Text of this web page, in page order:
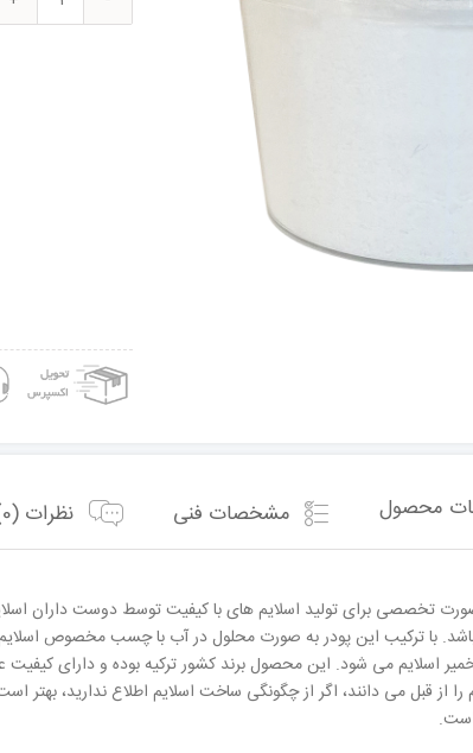
پودر
محصول مشخصات فنی نظرات (0)
تخصصی برای تولید اسلایم های با کیفیت توسط دوست داران
باشد. با ترکیب این پودر به صورت محلول در آب با چسب مخصوص
اسلایم می شود. این محصول برند کشور ترکیه بوده و دارای
از قبل می دانند، اگر از چگونگی ساخت اسلایم اطلاع ندارید، بهتر